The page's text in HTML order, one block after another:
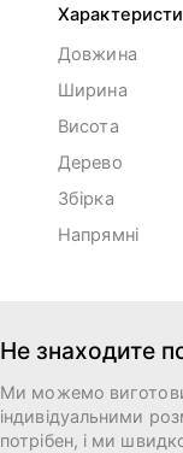
Довжина
Ширина
Висота
Дерево
Збірка
Напрямні
Не знаходите
Ми можемо
індивідуальними
потрібен, і ми